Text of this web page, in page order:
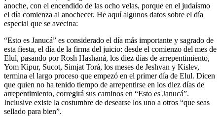
anoche, con el encendido de las ocho velas, porque en el judaísmo
el día comienza al anochecer. He aquí algunos datos sobre el día
especial que se avecina:
“Esto es Janucá” es considerado el día más importante y sagrado de
esta fiesta, el día de la firma del juicio: desde el comienzo del mes de
Elul, pasando por Rosh Hashaná, los diez días de arrepentimiento,
Yom Kipur, Sucot, Simjat Torá, los meses de Jeshvan y Kislev,
termina el largo proceso que empezó en el primer día de Elul. Dicen
que quien no ha tenido tiempo de arrepentirse en los diez días de
arrepentimiento, corregirá sus caminos en “Esto es Janucá”.
Inclusive existe la costumbre de desearse los uno a otros “que seas
sellado para bien”.